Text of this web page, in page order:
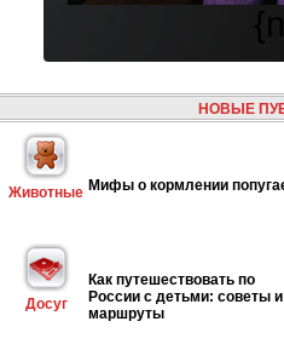
НОВЫЕ
Животные Мифы о кормлении
Досуг
Как путешествовать по
России с детьми: советы и
маршруты